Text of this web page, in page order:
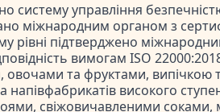
управління
міжнародним органом з
підтверджено
вимогам ISO
овочами та фруктами, випічкою
високого
свіжовичавленими